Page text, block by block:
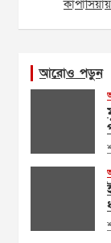
আরোও পড়ুন